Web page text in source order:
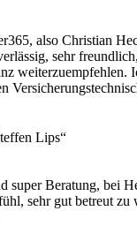
also Christian
sehr
weiterzuempfehlen.
super Beratung, bei
sehr gut betreut zu